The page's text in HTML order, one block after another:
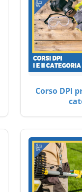
Corso DPI